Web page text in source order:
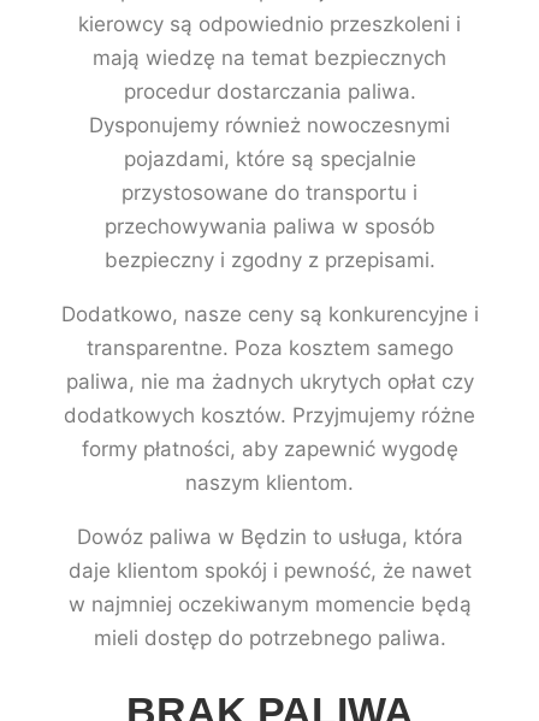
kierowcy są odpowiednio przeszkoleni i
mają wiedzę na temat bezpiecznych
procedur dostarczania paliwa.
Dysponujemy również nowoczesnymi
pojazdami, które są specjalnie
przystosowane do transportu i
przechowywania paliwa w sposób
bezpieczny i zgodny z przepisami.
Dodatkowo, nasze ceny są konkurencyjne i
transparentne. Poza kosztem samego
paliwa, nie ma żadnych ukrytych opłat czy
dodatkowych kosztów. Przyjmujemy różne
formy płatności, aby zapewnić wygodę
naszym klientom.
Dowóz paliwa w Będzin to usługa, która
daje klientom spokój i pewność, że nawet
w najmniej oczekiwanym momencie będą
mieli dostęp do potrzebnego paliwa.
BRAK PALIWA